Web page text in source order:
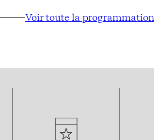
Voir toute la programmation